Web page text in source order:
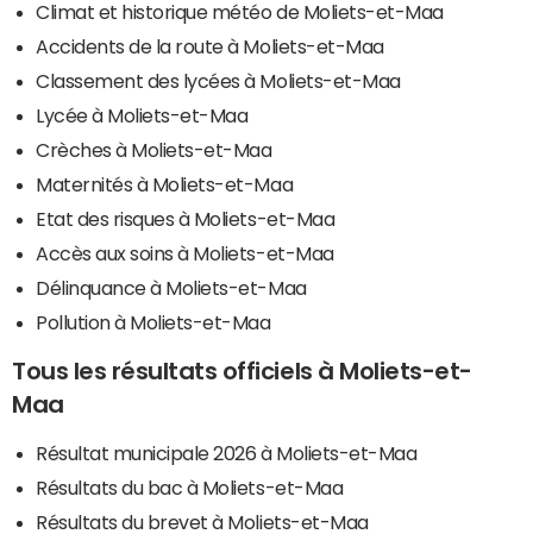
Climat et historique météo de Moliets-et-Maa
Accidents de la route à Moliets-et-Maa
Classement des lycées à Moliets-et-Maa
Lycée à Moliets-et-Maa
Crèches à Moliets-et-Maa
Maternités à Moliets-et-Maa
Etat des risques à Moliets-et-Maa
Accès aux soins à Moliets-et-Maa
Délinquance à Moliets-et-Maa
Pollution à Moliets-et-Maa
Tous les résultats officiels à Moliets-et-
Maa
Résultat municipale 2026 à Moliets-et-Maa
Résultats du bac à Moliets-et-Maa
Résultats du brevet à Moliets-et-Maa